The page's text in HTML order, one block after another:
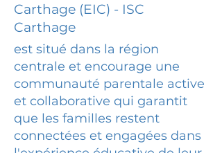
Carthage (EIC) - ISC
Carthage
est situé dans la région
centrale et encourage une
communauté parentale active
et collaborative qui garantit
que les familles restent
connectées et engagées dans